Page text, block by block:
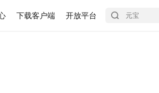
下载客户端 开放平台